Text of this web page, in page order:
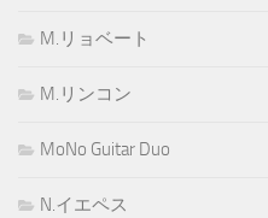
M.リョベート
M.リンコン
MoNo Guitar Duo
N.イエペス